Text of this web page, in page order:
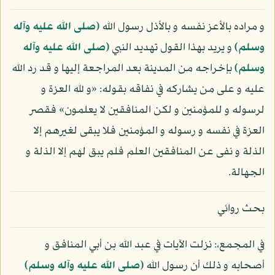
و مراده بالأعز نفسه و بالأذل رسول الله(صلى الله عليه وآله
وسلم)و يريد بهذا القول تهديد النبي(صلى الله عليه وآله
وسلم)بإخراجه من المدينة بعد المراجعة إليها و قد رد الله
عليه و على من يشاركه في نفاقه بقوله: «و لله العزة و
لرسوله و للمؤمنين و لكن المنافقين لا يعلمون» فقصر
العزة في نفسه و رسوله و المؤمنين فلا يبقى لغيرهم إلا
الذلة و نفى عن المنافقين العلم فلم يبق لهم إلا الذلة و
الجهالة.
بحث روائي
في المجمع،: نزلت الآيات في عبد الله بن أبي المنافق و
أصحابه و ذلك أن رسول الله(صلى الله عليه وآله وسلم)